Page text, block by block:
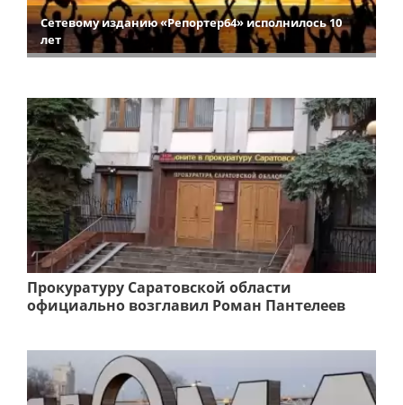
Сетевому изданию «Репортер64» исполнилось 10
лет
Прокуратуру Саратовской области
официально возглавил Роман Пантелеев